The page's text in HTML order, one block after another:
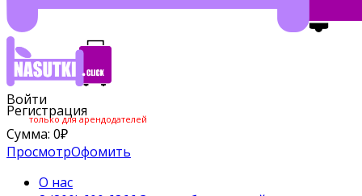
Войти
Регистрация
только для арендодателей
Сумма: 0₽
ПросмотрОфомить
О нас